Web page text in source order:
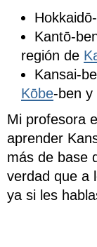
Kantō-
región de
Kansai-
Kōbe-ben y
Mi profesora
aprender
más de base
verdad que a
ya si les